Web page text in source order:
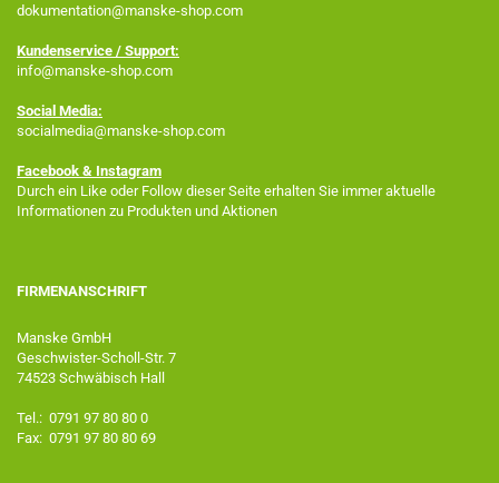
dokumentation@manske-shop.com
Kundenservice / Support:
info@manske-shop.com
Social Media:
socialmedia@manske-shop.com
Facebook & Instagram
Durch ein Like oder Follow dieser Seite erhalten Sie immer aktuelle
Informationen zu Produkten und Aktionen
FIRMENANSCHRIFT
Manske GmbH
Geschwister-Scholl-Str. 7
74523 Schwäbisch Hall
Tel.: 0791 97 80 80 0
Fax: 0791 97 80 80 69